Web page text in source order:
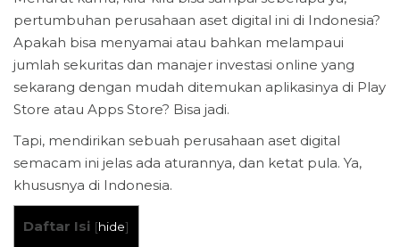
pertumbuhan perusahaan aset digital ini di Indonesia?
Apakah bisa menyamai atau bahkan melampaui
jumlah sekuritas dan manajer investasi online yang
sekarang dengan mudah ditemukan aplikasinya di Play
Store atau Apps Store? Bisa jadi.
Tapi, mendirikan sebuah perusahaan aset digital
semacam ini jelas ada aturannya, dan ketat pula. Ya,
khususnya di Indonesia.
Daftar Isi [hide]